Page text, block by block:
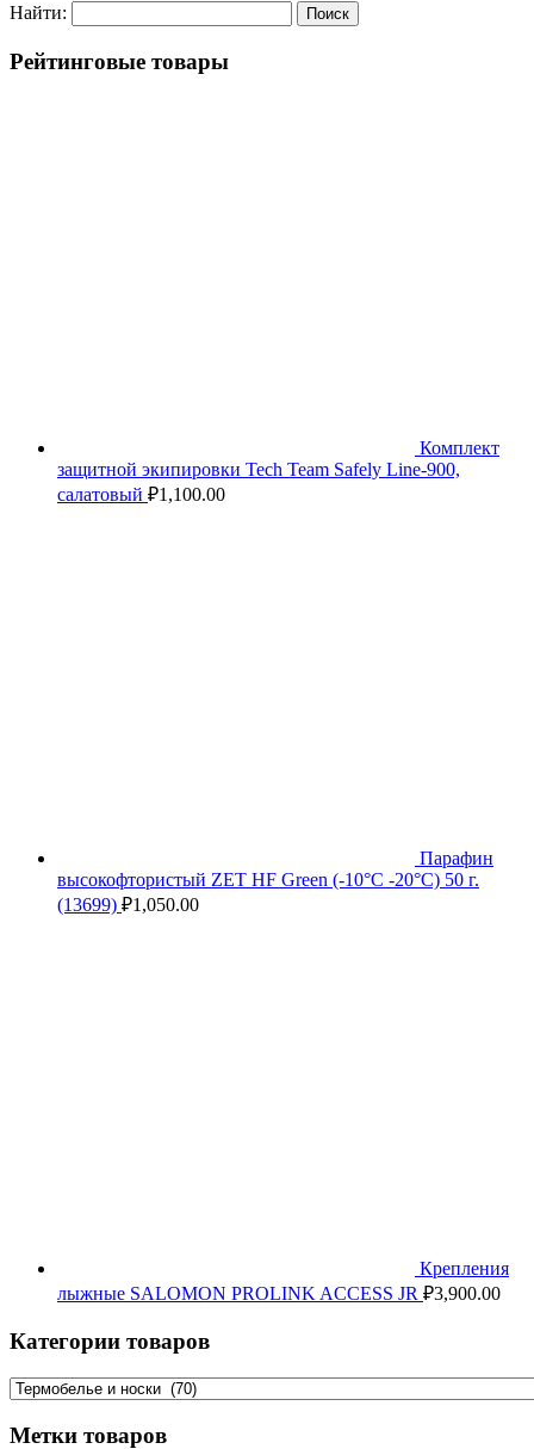
Найти:
Рейтинговые товары
Комплект
защитной экипировки Tech Team Safely Line-900,
салатовый ₽1,100.00
Парафин
высокофтористый ZET HF Green (-10°С -20°С) 50 г.
(13699) ₽1,050.00
Крепления
лыжные SALOMON PROLINK ACCESS JR ₽3,900.00
Категории товаров
Метки товаров